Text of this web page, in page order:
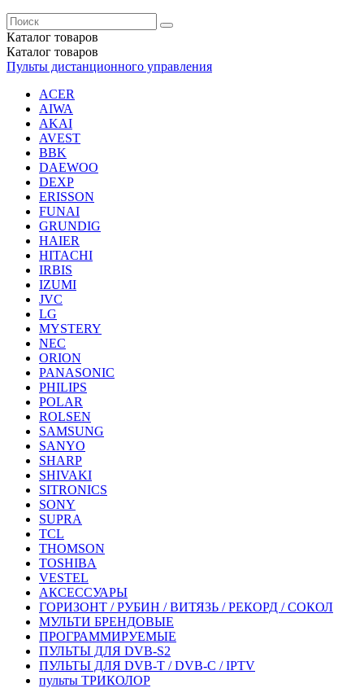
Каталог товаров
Каталог товаров
Пульты дистанционного управления
ACER
AIWA
AKAI
AVEST
BBK
DAEWOO
DEXP
ERISSON
FUNAI
GRUNDIG
HAIER
HITACHI
IRBIS
IZUMI
JVC
LG
MYSTERY
NEC
ORION
PANASONIC
PHILIPS
POLAR
ROLSEN
SAMSUNG
SANYO
SHARP
SHIVAKI
SITRONICS
SONY
SUPRA
TCL
THOMSON
TOSHIBA
VESTEL
АКСЕССУАРЫ
ГОРИЗОНТ / РУБИН / ВИТЯЗЬ / РЕКОРД / СОКОЛ
МУЛЬТИ БРЕНДОВЫЕ
ПРОГРАММИРУЕМЫЕ
ПУЛЬТЫ ДЛЯ DVB-S2
ПУЛЬТЫ ДЛЯ DVB-T / DVB-C / IPTV
пульты ТРИКОЛОР